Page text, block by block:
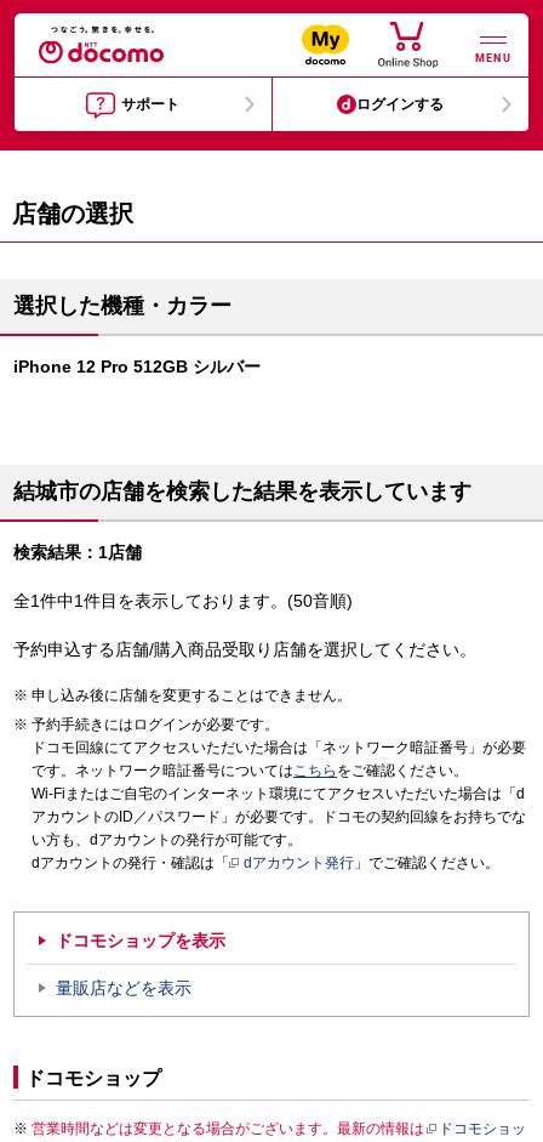
MENU
サポート ログインする
店舗の選択
選択した機種・カラー
iPhone 12 Pro 512GB シルバー
結城市の店舗を検索した結果を表示しています
検索結果：1店舗
全1件中1件目を表示しております。(50音順)
予約申込する店舗/購入商品受取り店舗を選択してください。
申し込み後に店舗を変更することはできません。
予約手続きにはログインが必要です。
ドコモ回線にてアクセスいただいた場合は「ネットワーク暗証番号」が必要
です。ネットワーク暗証番号についてはこちら をご確認ください。
Wi-Fiまたはご自宅のインターネット環境にてアクセスいただいた場合は「d
アカウントのID／パスワード」が必要です。ドコモの契約回線をお持ちでな
い方も、dアカウントの発行が可能です。
dアカウントの発行・確認は「
dアカウント発行 」でご確認ください。
ドコモショップを表示
量販店などを表示
ドコモショップ
営業時間などは変更となる場合がございます。最新の情報は
ドコモショッ